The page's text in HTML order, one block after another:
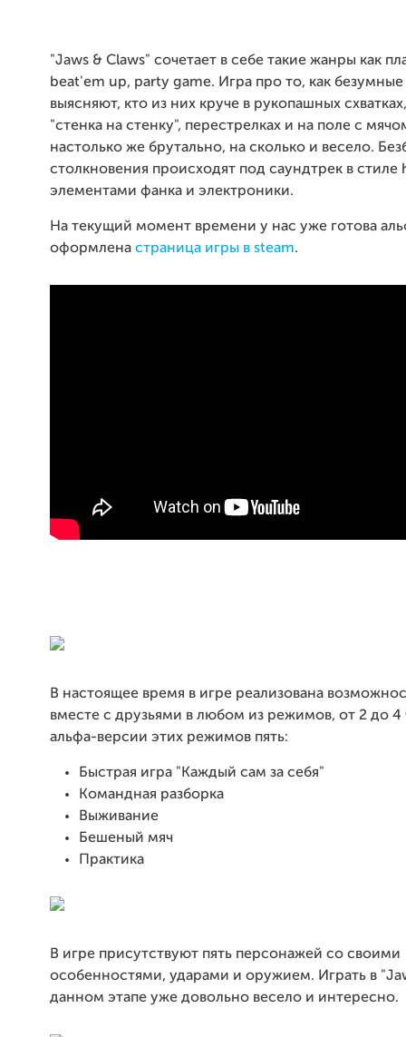
"Jaws & Claws" сочетает в себе такие жанры как
beat'em up, party game. Игра про то, как безумные
выясняют, кто из них круче в рукопашных
"стенка на стенку", перестрелках и на поле с
настолько же брутально, на сколько и весело.
столкновения происходят под саундтрек в стиле
элементами фанка и электроники.
На текущий момент времени у нас уже готова
оформлена страница игры в steam.
В настоящее время в игре реализована
вместе с друзьями в любом из режимов, от 2 до 4
альфа-версии этих режимов пять:
Быстрая игра "Каждый сам за себя"
Командная разборка
Выживание
Бешеный мяч
Практика
В игре присутствуют пять персонажей со своими
особенностями, ударами и оружием. Играть в
данном этапе уже довольно весело и интересно.